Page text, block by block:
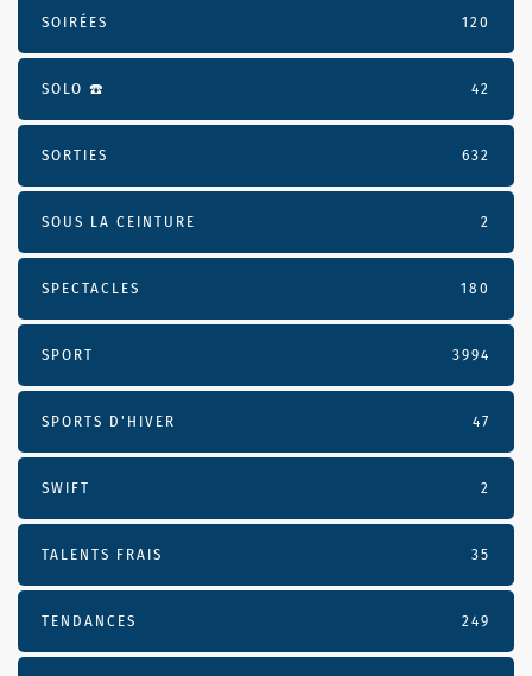
SOIRÉES 120
SOLO ☎️ 42
SORTIES 632
SOUS LA CEINTURE 2
SPECTACLES 180
SPORT 3994
SPORTS D'HIVER 47
SWIFT 2
TALENTS FRAIS 35
TENDANCES 249